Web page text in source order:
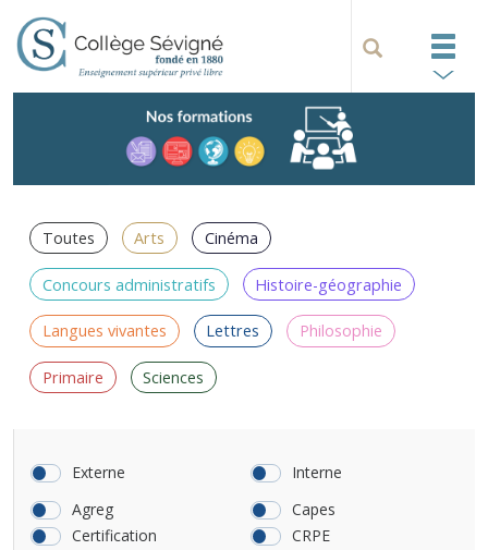
Toutes Arts Cinéma
Concours administratifs Histoire-géographie
Langues vivantes Lettres Philosophie
Primaire Sciences
Externe
Interne
Agreg
Capes
Certification
CRPE